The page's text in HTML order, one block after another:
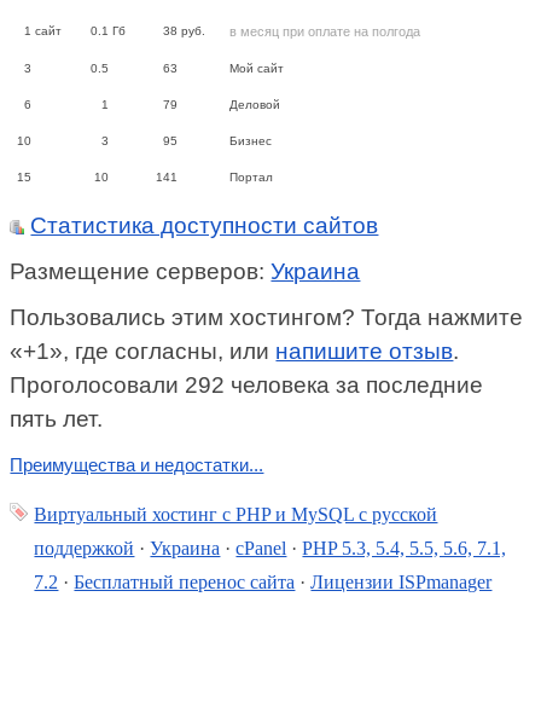
1 сайт 0.1 Гб 38 руб. в месяц при оплате на полгода
3 0.5 63 Мой сайт
6 1 79 Деловой
10 3 95 Бизнес
15 10 141 Портал
Статистика доступности сайтов
Размещение серверов:Украина
Пользовались этим хостингом? Тогда нажмите
«+1», где согласны, или напишите отзыв.
Проголосовали 292 человека за последние
пять лет.
Преимущества и недостатки...
Виртуальный хостинг c PHP и MySQL с русской
поддержкой ·Украина ·cPanel ·PHP 5.3, 5.4, 5.5, 5.6, 7.1,
7.2 ·Бесплатный перенос сайта ·Лицензии ISPmanager